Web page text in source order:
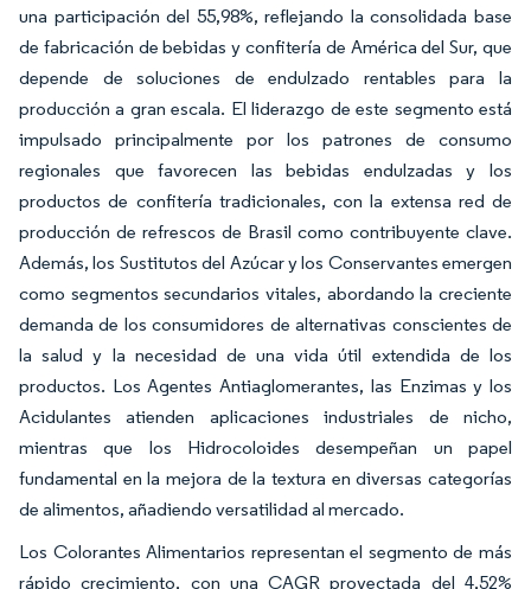
una participación del 55,98%, reflejando la consolidada base
de fabricación de bebidas y confitería de América del Sur, que
depende de soluciones de endulzado rentables para la
producción a gran escala. El liderazgo de este segmento está
impulsado principalmente por los patrones de consumo
regionales que favorecen las bebidas endulzadas y los
productos de confitería tradicionales, con la extensa red de
producción de refrescos de Brasil como contribuyente clave.
Además, los Sustitutos del Azúcar y los Conservantes emergen
como segmentos secundarios vitales, abordando la creciente
demanda de los consumidores de alternativas conscientes de
la salud y la necesidad de una vida útil extendida de los
productos. Los Agentes Antiaglomerantes, las Enzimas y los
Acidulantes atienden aplicaciones industriales de nicho,
mientras que los Hidrocoloides desempeñan un papel
fundamental en la mejora de la textura en diversas categorías
de alimentos, añadiendo versatilidad al mercado.
Los Colorantes Alimentarios representan el segmento de más
rápido crecimiento, con una CAGR proyectada del 4,52%